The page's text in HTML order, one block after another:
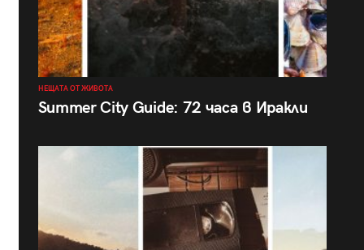
НЕЩАТА ОТ ЖИВОТА
Summer City Guide: 72 часа в Иракли